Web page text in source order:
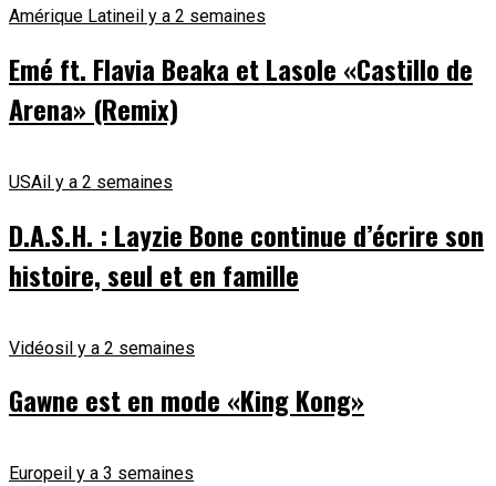
Amérique Latineil y a 2 semaines
Emé ft. Flavia Beaka et Lasole «Castillo de
Arena» (Remix)
USAil y a 2 semaines
D.A.S.H. : Layzie Bone continue d’écrire son
histoire, seul et en famille
Vidéosil y a 2 semaines
Gawne est en mode «King Kong»
Europeil y a 3 semaines